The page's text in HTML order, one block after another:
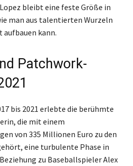
bleibt eine feste Größe in
man aus talentierten Wurzeln
aufbauen kann.
Patchwork-
bis 2021 erlebte die berühmte
die mit einem
von 335 Millionen Euro zu den
eine turbulente Phase in
zu Baseballspieler Alex